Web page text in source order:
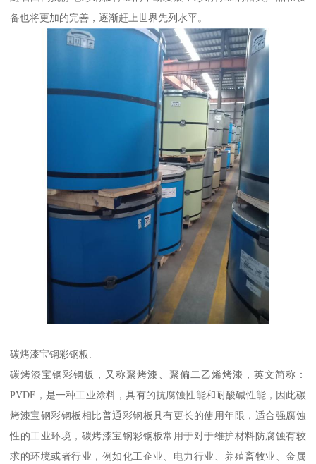
备也将更加的完善，逐渐赶上世界先列水平。
碳烤漆宝钢彩钢板:
碳烤漆宝钢彩钢板，又称聚烤漆、聚偏二乙烯烤漆，英文简称：
PVDF，是一种工业涂料，具有的抗腐蚀性能和耐酸碱性能，因此碳
烤漆宝钢彩钢板相比普通彩钢板具有更长的使用年限，适合强腐蚀
性的工业环境，碳烤漆宝钢彩钢板常用于对于维护材料防腐蚀有较
求的环境或者行业，例如化工企业、电力行业、养殖畜牧业、金属